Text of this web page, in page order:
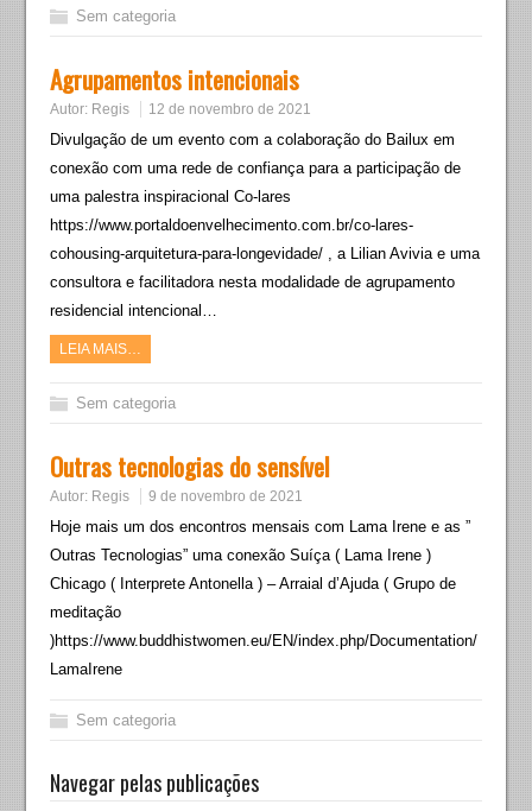
Sem categoria
Agrupamentos intencionais
Autor: Regis 12 de novembro de 2021
Divulgação de um evento com a colaboração do Bailux em
conexão com uma rede de confiança para a participação de
uma palestra inspiracional Co-lares
https://www.portaldoenvelhecimento.com.br/co-lares-
cohousing-arquitetura-para-longevidade/ , a Lilian Avivia e uma
consultora e facilitadora nesta modalidade de agrupamento
residencial intencional…
LEIA MAIS…
Sem categoria
Outras tecnologias do sensível
Autor: Regis 9 de novembro de 2021
Hoje mais um dos encontros mensais com Lama Irene e as ”
Outras Tecnologias” uma conexão Suíça ( Lama Irene )
Chicago ( Interprete Antonella ) – Arraial d’Ajuda ( Grupo de
meditação
)https://www.buddhistwomen.eu/EN/index.php/Documentation/
LamaIrene
Sem categoria
Navegar pelas publicações